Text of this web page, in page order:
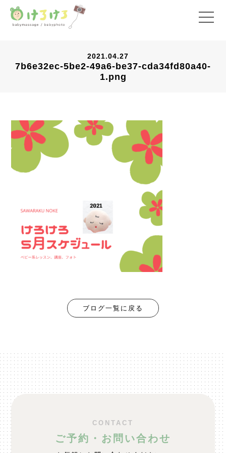
2021.04.27
7b6e32ec-5be2-49a6-be37-cda34fd80a40-
1.png
ブログ一覧に戻る
CONTACT
ご予約・お問い合わせ